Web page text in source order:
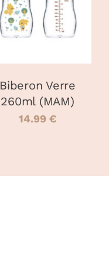
PRODUIT
A
PLUSIEURS
PEUVENT
ÊTRE
CHOISIES
SUR
DÉTAILS
Biberon Verre
260ml (MAM)
14.99 €